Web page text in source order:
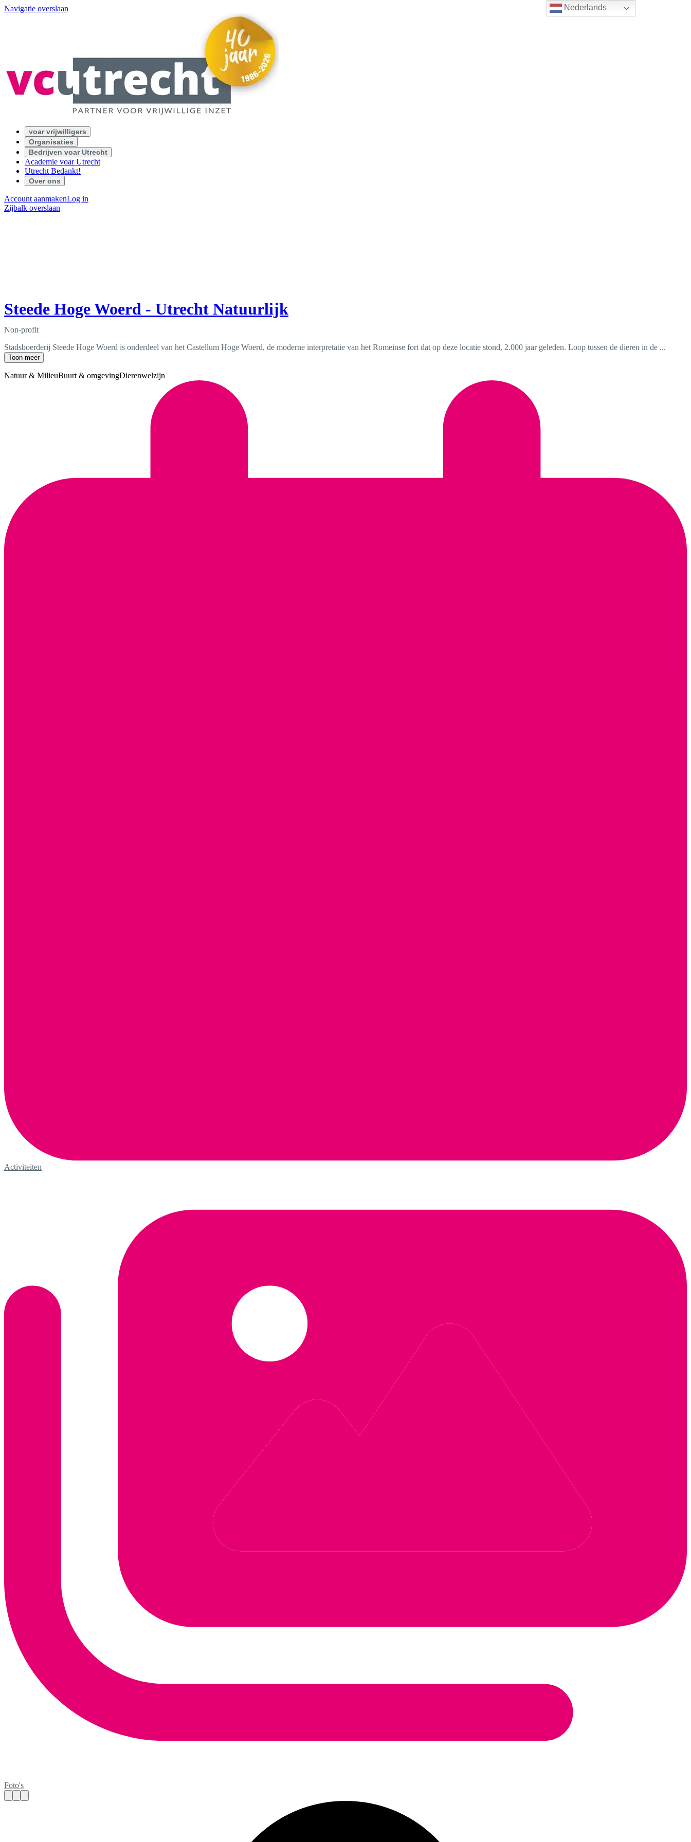
Nederlands
Navigatie overslaan
voar vrijwilligers
Organisaties
Bedrijven voar Utrecht
Academie voar Utrecht
Utrecht Bedankt!
Over ons
Account aanmakenLog in
Zijbalk overslaan
Steede Hoge Woerd - Utrecht Natuurlijk
Non-profit
Stadsboerderij Steede Hoge Woerd is onderdeel van het Castellum Hoge Woerd, de moderne interpretatie van het Romeinse fort dat op deze locatie stond, 2.000 jaar geleden. Loop tussen de dieren in de ...
Toon meer
Natuur & MilieuBuurt & omgevingDierenwelzijn
Activiteiten
Foto's